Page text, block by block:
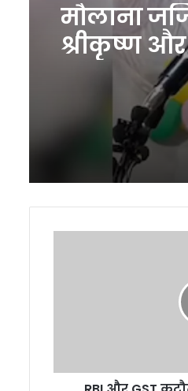
मौलाना
श्रीकृष्ण
सवाल
बढ़ेगा